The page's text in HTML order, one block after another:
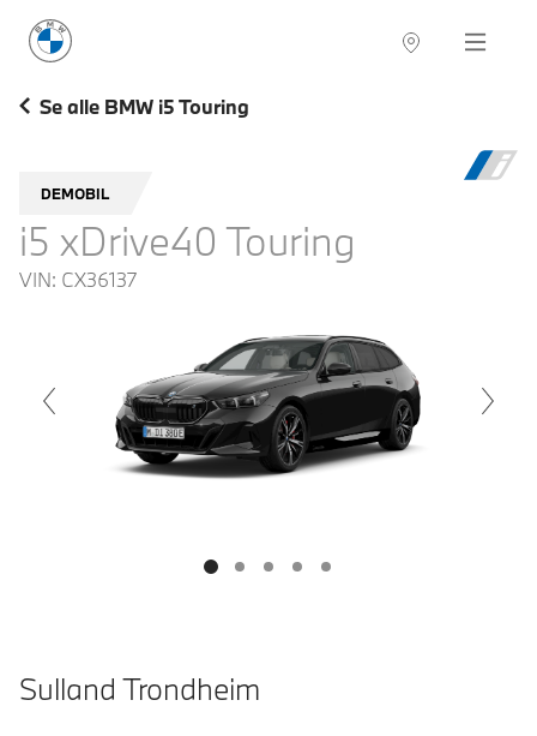
BMW Norge Navigation
Se alle BMW i5 Touring
DEMOBIL
i5 xDrive40 Touring
VIN: CX36137
Sulland Trondheim